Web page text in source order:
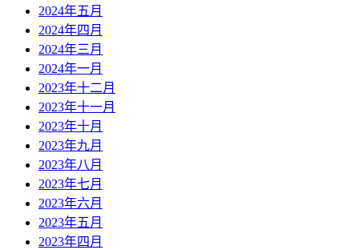
2024年五月
2024年四月
2024年三月
2024年一月
2023年十二月
2023年十一月
2023年十月
2023年九月
2023年八月
2023年七月
2023年六月
2023年五月
2023年四月